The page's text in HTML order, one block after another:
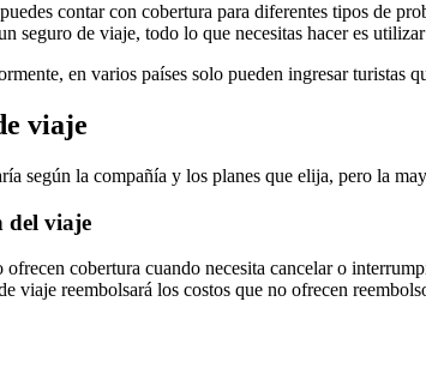
contar con cobertura para diferentes tipos de
seguro de viaje, todo lo que necesitas hacer es
en varios países solo pueden ingresar
viaje
según la compañía y los planes que elija, pero la
del viaje
cobertura cuando necesita cancelar o
viaje reembolsará los costos que no ofrecen